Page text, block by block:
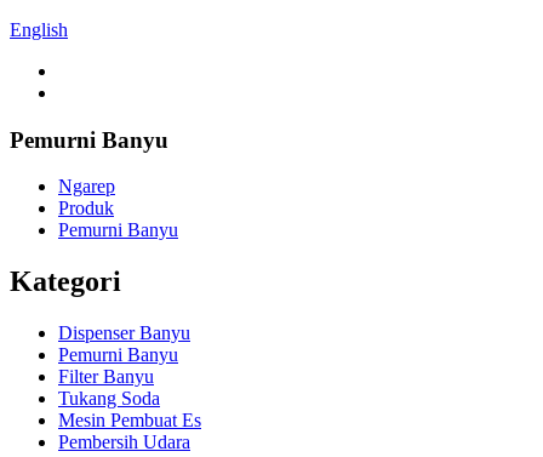
English
Pemurni Banyu
Ngarep
Produk
Pemurni Banyu
Kategori
Dispenser Banyu
Pemurni Banyu
Filter Banyu
Tukang Soda
Mesin Pembuat Es
Pembersih Udara